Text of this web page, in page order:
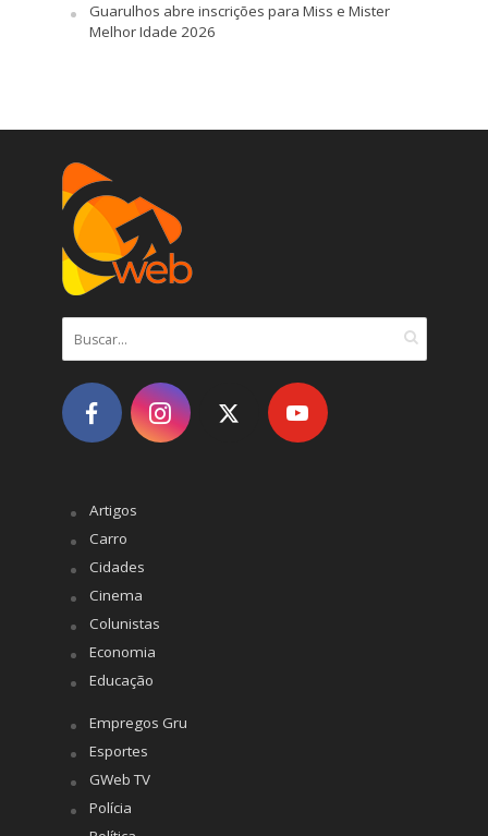
Guarulhos abre inscrições para Miss e Mister
Melhor Idade 2026
Artigos
Carro
Cidades
Cinema
Colunistas
Economia
Educação
Empregos Gru
Esportes
GWeb TV
Polícia